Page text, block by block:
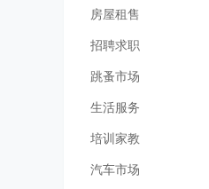
房屋租售
招聘求职
跳蚤市场
生活服务
培训家教
汽车市场